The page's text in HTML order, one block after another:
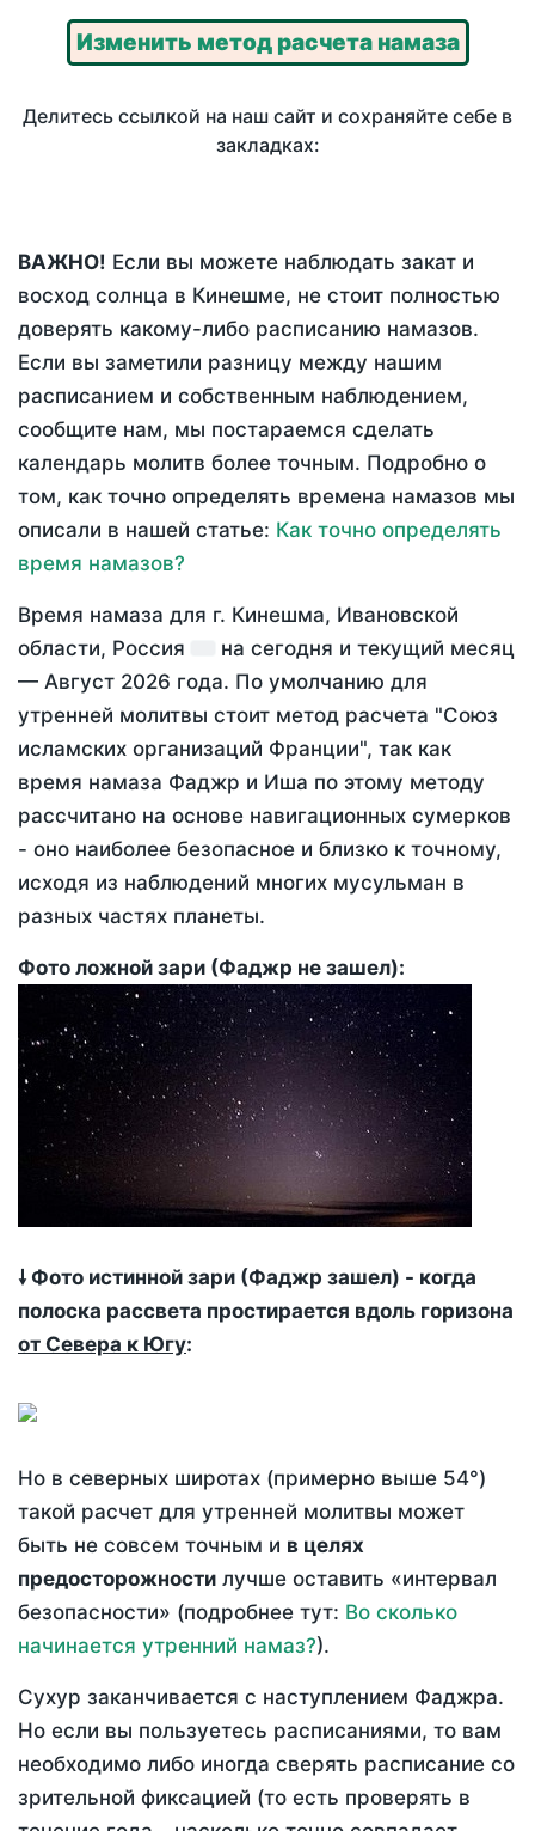
Изменить метод расчета намаза
Делитесь ссылкой на наш сайт и сохраняйте себе в
закладках:
ВАЖНО! Если вы можете наблюдать закат и
восход солнца в Кинешме, не стоит полностью
доверять какому-либо расписанию намазов.
Если вы заметили разницу между нашим
расписанием и собственным наблюдением,
сообщите нам, мы постараемся сделать
календарь молитв более точным. Подробно о
том, как точно определять времена намазов мы
описали в нашей статье: Как точно определять
время намазов?
Время намаза для г. Кинешма, Ивановской
области, Россия
на сегодня и текущий месяц
— Август 2026 года. По умолчанию для
утренней молитвы стоит метод расчета "Союз
исламских организаций Франции", так как
время намаза Фаджр и Иша по этому методу
рассчитано на основе навигационных сумерков
- оно наиболее безопасное и близко к точному,
исходя из наблюдений многих мусульман в
разных частях планеты.
Фото ложной зари (Фаджр не зашел):
🠗 Фото истинной зари (Фаджр зашел) - когда
полоска рассвета простирается вдоль горизона
от Севера к Югу:
Но в северных широтах (примерно выше 54°)
такой расчет для утренней молитвы может
быть не совсем точным и в целях
предосторожности лучше оставить «интервал
безопасности» (подробнее тут: Во сколько
начинается утренний намаз?).
Сухур заканчивается с наступлением Фаджра.
Но если вы пользуетесь расписаниями, то вам
необходимо либо иногда сверять расписание со
зрительной фиксацией (то есть проверять в